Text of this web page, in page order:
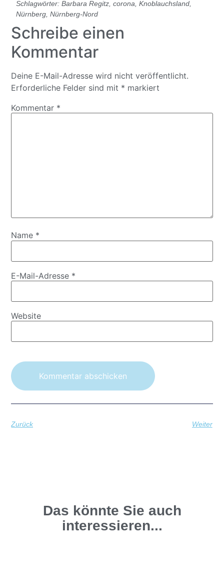
Schlagwörter:Barbara Regitz ,corona ,Knoblauchsland
Nürnberg ,Nürnberg-Nord
Schreibe einen
Kommentar
Deine E-Mail-Adresse wird nicht veröffentlicht.
Erforderliche Felder sind mit * markiert
Kommentar *
Name *
E-Mail-Adresse *
Website
Zurück Weiter
Das könnte Sie auch
interessieren...